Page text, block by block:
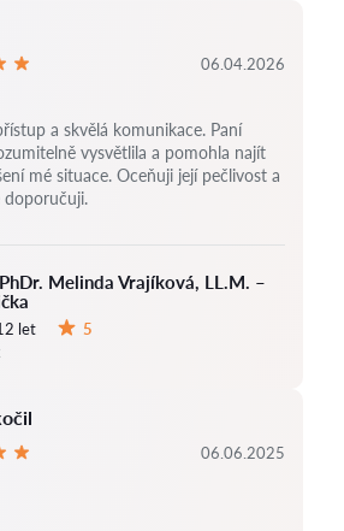
Melinda Vrajíková, LL.M. –
let
5
06.04.2026
a skvělá komunikace. Paní
vysvětlila a pomohla najít
mé situace. Oceňuji její pečlivost a
doporučuji.
06.06.2025